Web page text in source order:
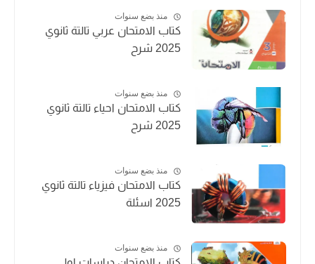
منذ بضع سنوات
كتاب الامتحان عربي تالتة ثانوي
2025 شرح
منذ بضع سنوات
كتاب الامتحان احياء تالتة ثانوي
2025 شرح
منذ بضع سنوات
كتاب الامتحان فيزياء تالتة ثانوي
2025 اسئلة
منذ بضع سنوات